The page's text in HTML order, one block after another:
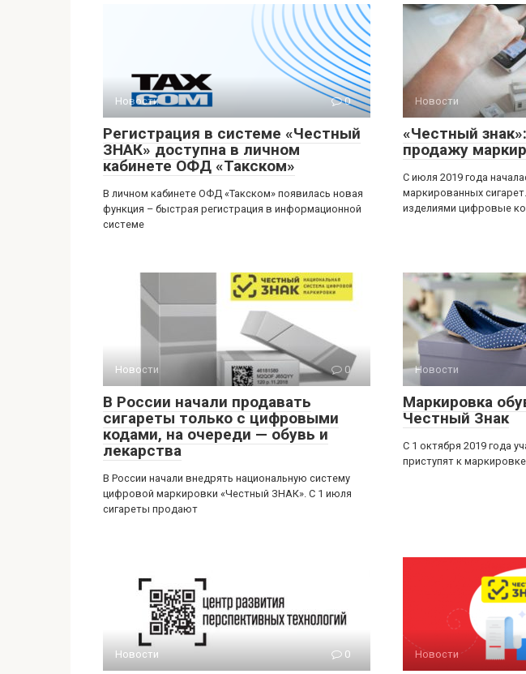
Новости 0
Регистрация в системе «Честный
ЗНАК» доступна в личном
кабинете ОФД «Такском»
В личном кабинете ОФД «Такском» появилась новая
функция – быстрая регистрация в информационной
системе
Новости
«Честный
продажу
С июля 2019 года
маркированных
изделиями цифровые
Новости 0
В России начали продавать
сигареты только с цифровыми
кодами, на очереди — обувь и
лекарства
В России начали внедрять национальную систему
цифровой маркировки «Честный ЗНАК». С 1 июля
сигареты продают
Новости
Маркировка
Честный Знак
С 1 октября 2019 года
приступят к
Новости 0 Новости